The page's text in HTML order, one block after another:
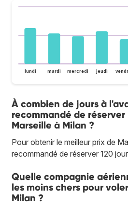
lundi mardi mercredi jeudi
À combien de jours à
recommandé de réserver
Marseille à Milan ?
Pour obtenir le meilleur prix de
recommandé de réserver 120
Quelle compagnie
les moins chers pour
Milan ?